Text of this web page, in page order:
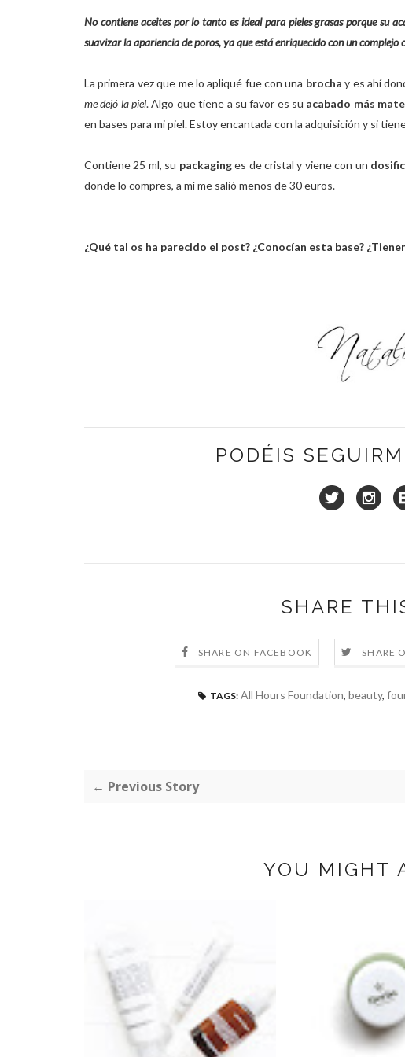
No contiene aceites por lo tanto es ideal para pieles grasas porque su
suavizar la apariencia de poros, ya que está enriquecido con un complejo
La primera vez que me lo apliqué fue con una brocha y es ahí
me dejó la piel. Algo que tiene a su favor es su acabado más
en bases para mi piel. Estoy encantada con la adquisición y si
Contiene 25 ml, su packaginges de cristal y viene con un
donde lo compres, a mí me salió menos de 30 euros.
¿Qué tal os ha parecido el post? ¿Conocían esta base?
PODÉIS
SHARE
SHARE ON FACEBOOK SHARE
TAGS: All Hours Foundation, beauty,
← Previous Story
YOU MIGHT